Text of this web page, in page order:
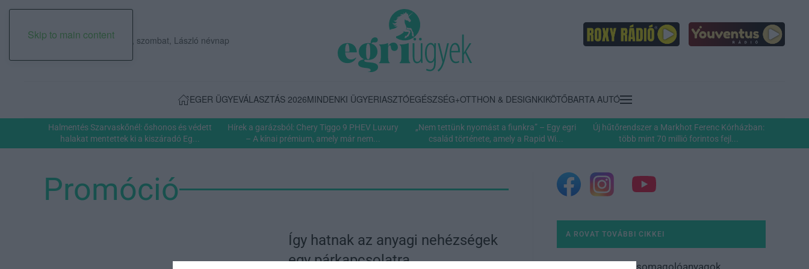
Skip to main content
2026. augusztus 08., szombat, László névnap
EGER ÜGYEVÁLASZTÁS 2026MINDENKI ÜGYERIASZTÓEGÉSZSÉG+OTTHON & DESIGNKIKÖTŐBARTA AUTÓ
Halmentés Szarvaskőnél: őshonos és védett
halakat mentettek ki a kiszáradó Eg...
Hírek a garázsból: Chery Tiggo 9 PHEV Luxury
– A kínai prémium, amely már nem...
„Nem tettünk nyomást a fiunkra” – Egy egri
család története, amely a Rapid Wi...
Új hűtőrendszer a Markhot Ferenc Kórházban:
több mint 70 millió forintos fejl...
Promóció
Így hatnak az anyagi nehézségek
egy párkapcsolatra
A ROVAT TOVÁBBI CIKKEI
Csomagolóanyagok